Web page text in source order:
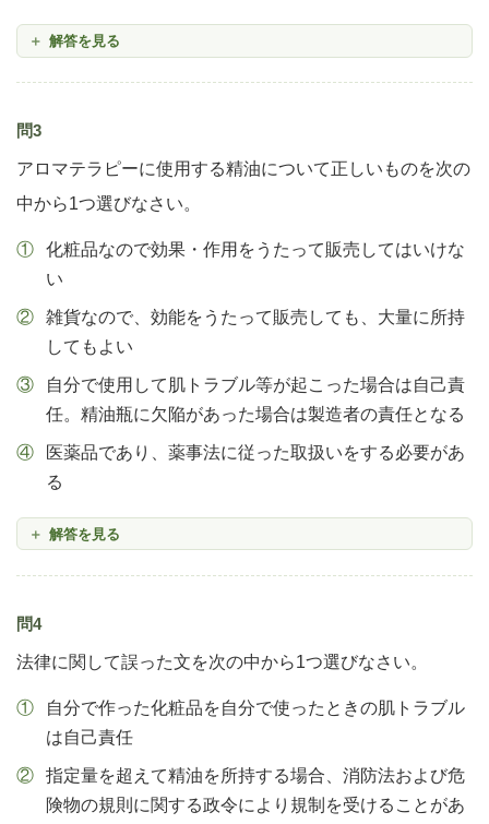
解答を見る
問3
アロマテラピーに使用する精油について正しいものを次の
中から1つ選びなさい。
化粧品なので効果・作用をうたって販売してはいけな
い
雑貨なので、効能をうたって販売しても、大量に所持
してもよい
自分で使用して肌トラブル等が起こった場合は自己責
任。精油瓶に欠陥があった場合は製造者の責任となる
医薬品であり、薬事法に従った取扱いをする必要があ
る
解答を見る
問4
法律に関して誤った文を次の中から1つ選びなさい。
自分で作った化粧品を自分で使ったときの肌トラブル
は自己責任
指定量を超えて精油を所持する場合、消防法および危
険物の規則に関する政令により規制を受けることがあ